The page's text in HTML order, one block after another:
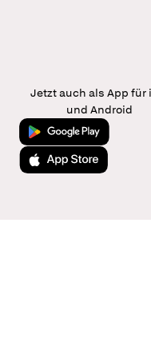
Jetzt auch als App für
und Android
Jetzt bei Google Play
Laden im App Store